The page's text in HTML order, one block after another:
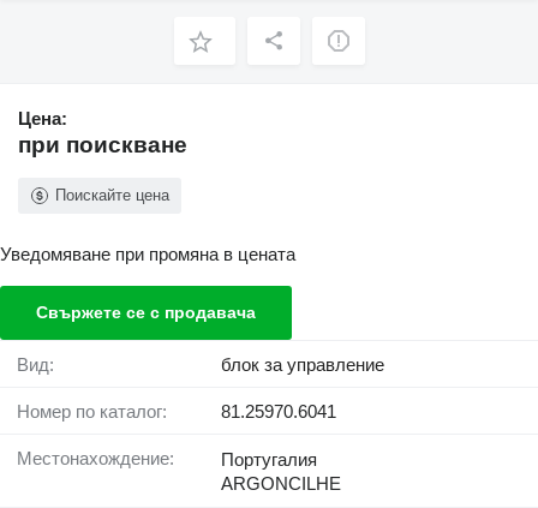
Цена:
при поискване
Поискайте цена
Уведомяване при промяна в цената
Свържете се с продавача
Вид: блок за управление
Номер по каталог: 81.25970.6041
Местонахождение:
Португалия
ARGONCILHE